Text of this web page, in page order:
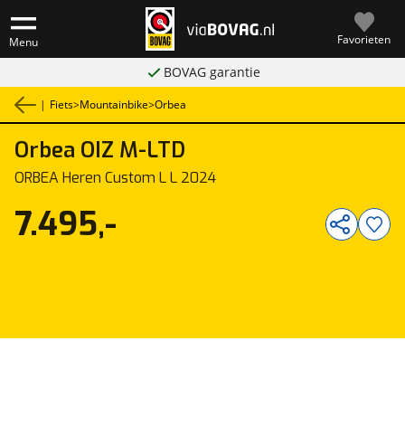
Menu Favorieten
BOVAG garantie
| Fiets>Mountainbike>Orbea
Orbea OIZ M-LTD
ORBEA Heren Custom L L 2024
7.495,-